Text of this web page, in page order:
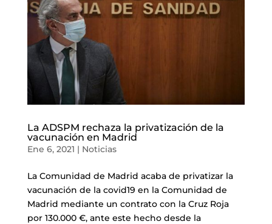
La ADSPM rechaza la privatización de la
vacunación en Madrid
Ene 6, 2021 | Noticias
La Comunidad de Madrid acaba de privatizar la
vacunación de la covid19 en la Comunidad de
Madrid mediante un contrato con la Cruz Roja
por 130.000 €, ante este hecho desde la